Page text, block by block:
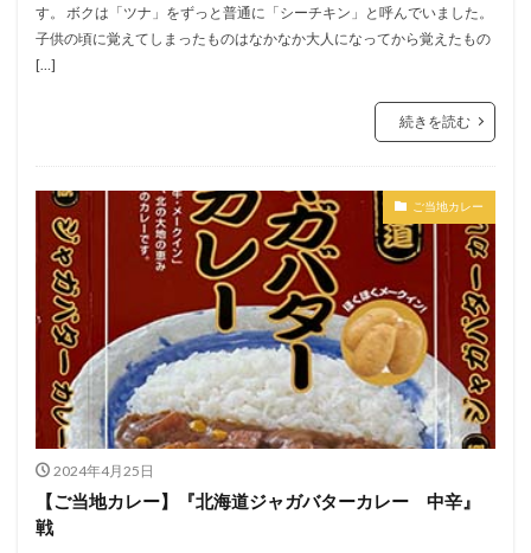
す。 ボクは「ツナ」をずっと普通に「シーチキン」と呼んでいました。
子供の頃に覚えてしまったものはなかなか大人になってから覚えたもの
[…]
続きを読む
ご当地カレー
2024年4月25日
【ご当地カレー】『北海道ジャガバターカレー 中辛』
戦